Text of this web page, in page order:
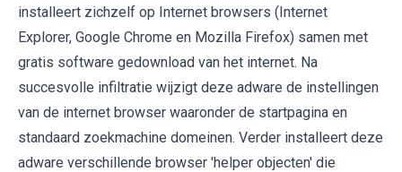
installeert zichzelf op Internet browsers (Internet
Explorer, Google Chrome en Mozilla Firefox) samen met
gratis software gedownload van het internet. Na
succesvolle infiltratie wijzigt deze adware de instellingen
van de internet browser waaronder de startpagina en
standaard zoekmachine domeinen. Verder installeert deze
adware verschillende browser 'helper objecten' die